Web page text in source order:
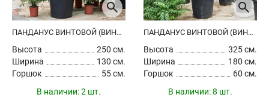
ПАНДАНУС ВИНТОВОЙ (ВИНТОВАЯ ПАЛЬМА)
Высота
250 см.
Ширина
130 см.
Горшок
55 см.
В наличии:2 шт.
ПАНДАНУС ВИНТОВОЙ (ВИНТОВАЯ ПАЛЬМА)
Высота
325 см.
Ширина
180 см.
Горшок
60 см.
В наличии:8 шт.